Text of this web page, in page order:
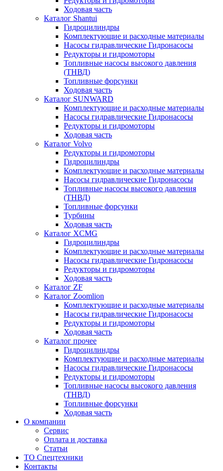
Ходовая часть
Каталог Shantui
Гидроцилиндры
Комплектующие и расходные материалы
Насосы гидравлические Гидронасосы
Редукторы и гидромоторы
Топливные насосы высокого давления
(ТНВД)
Топливные форсунки
Ходовая часть
Каталог SUNWARD
Комплектующие и расходные материалы
Насосы гидравлические Гидронасосы
Редукторы и гидромоторы
Ходовая часть
Каталог Volvo
Редукторы и гидромоторы
Гидроцилиндры
Комплектующие и расходные материалы
Насосы гидравлические Гидронасосы
Топливные насосы высокого давления
(ТНВД)
Топливные форсунки
Турбины
Ходовая часть
Каталог XCMG
Гидроцилиндры
Комплектующие и расходные материалы
Насосы гидравлические Гидронасосы
Редукторы и гидромоторы
Ходовая часть
Каталог ZF
Каталог Zoomlion
Комплектующие и расходные материалы
Насосы гидравлические Гидронасосы
Редукторы и гидромоторы
Ходовая часть
Каталог прочее
Гидроцилиндры
Комплектующие и расходные материалы
Насосы гидравлические Гидронасосы
Редукторы и гидромоторы
Топливные насосы высокого давления
(ТНВД)
Топливные форсунки
Ходовая часть
О компании
Сервис
Оплата и доставка
Статьи
ТО Спецтехники
Контакты